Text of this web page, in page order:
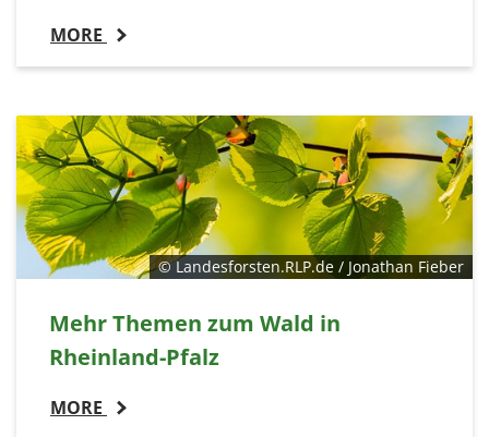
MORE
© Landesforsten.RLP.de / Jonathan Fieber
Mehr Themen zum Wald in
Rheinland-Pfalz
MORE